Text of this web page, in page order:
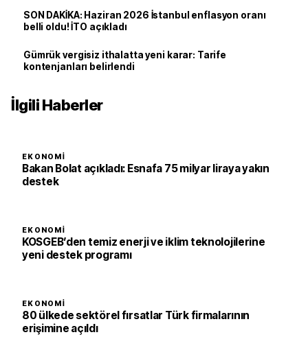
SON DAKİKA: Haziran 2026 İstanbul enflasyon oranı
belli oldu! İTO açıkladı
Gümrük vergisiz ithalatta yeni karar: Tarife
kontenjanları belirlendi
İlgili Haberler
EKONOMI
Bakan Bolat açıkladı: Esnafa 75 milyar liraya yakın
destek
EKONOMI
KOSGEB’den temiz enerji ve iklim teknolojilerine
yeni destek programı
EKONOMI
80 ülkede sektörel fırsatlar Türk firmalarının
erişimine açıldı